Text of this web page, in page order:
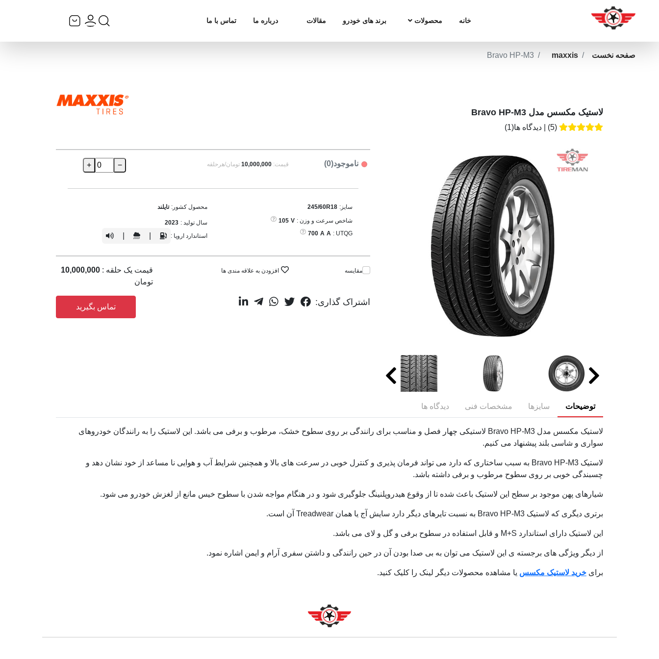
خانه محصولات برند های خودرو مقالات درباره ما تماس با ما
صفحه نخست maxxis
Bravo HP-M3
لاستیک مکسس مدل Bravo HP-M3
(5) دیدگاه ها(1)
ناموجود(0) قیمت:10,000,000 تومان/هرحلقه −
+
سایز: 245/60R18
شاخص سرعت و وزن : V
105
UTQG :
A
A
700
محصول کشور: تایلند
سال تولید : 2023
استاندارد اروپا :
مقایسه افزودن به علاقه مندی ها قیمت یک حلقه : 10,000,000
تومان
اشتراک گذاری: تماس بگیرید
توضیحات سایزها مشخصات فنی دیدگاه ها
لاستیک مکسس مدل Bravo HP-M3 لاستیکی چهار فصل و مناسب برای رانندگی بر روی سطوح خشک، مرطوب و برفی می باشد. این لاستیک را به رانندگان خودروهای
سواری و شاسی بلند پیشنهاد می کنیم.
لاستیک Bravo HP-M3 به سبب ساختاری که دارد می تواند فرمان پذیری و کنترل خوبی در سرعت های بالا و همچنین شرایط آب و هوایی نا مساعد از خود نشان دهد و
چسبندگی خوبی بر روی سطوح مرطوب و برفی داشته باشد.
شیارهای پهن موجود بر سطح این لاستیک باعث شده تا از وقوع هیدروپلنینگ جلوگیری شود و در هنگام مواجه شدن با سطوح خیس مانع از لغزش خودرو می شود.
برتری دیگری که لاستیک Bravo HP-M3 به نسبت تایرهای دیگر دارد سایش آج یا همان Treadwear آن است.
این لاستیک دارای استاندارد M+S و قابل استفاده در سطوح برفی و گل و لای می باشد.
از دیگر ویژگی های برجسته ی این لاستیک می توان به بی صدا بودن آن در حین رانندگی و داشتن سفری آرام و ایمن اشاره نمود.
برای خرید لاستیک مکسس یا مشاهده محصولات دیگر لینک را کلیک کنید.